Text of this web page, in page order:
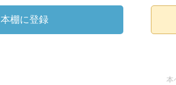
本棚に登録
本